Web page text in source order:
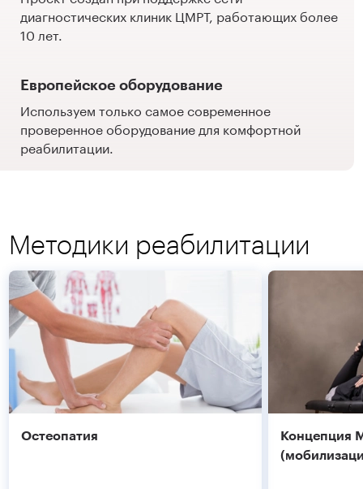
диагностических клиник ЦМРТ, работающих более
10 лет.
Европейское оборудование
Используем только самое современное
проверенное оборудование для комфортной
реабилитации.
Методики реабилитации
Остеопатия
Концепция